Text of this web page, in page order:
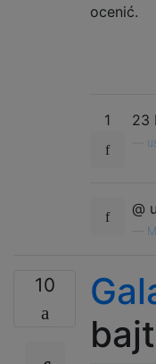
ocenić.
1 23
@
10